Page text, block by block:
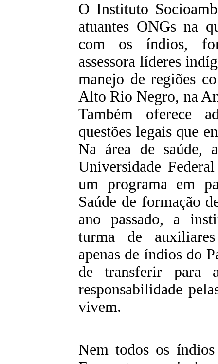
O Instituto
atuantes ONGs na
com os índios,
assessora líderes
manejo de regiões
Alto Rio Negro, na
Também oferece
questões legais que
Na área de saúde,
Universidade
um programa em
Saúde de formação
ano passado, a
turma de
apenas de índios do
de transferir para
responsabilidade
vivem.
Nem todos os